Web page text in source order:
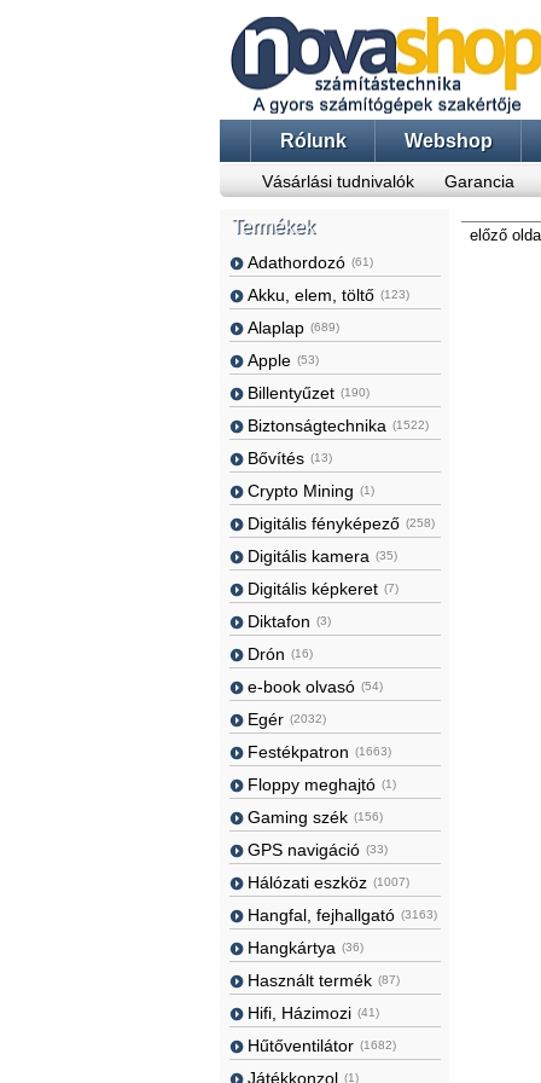
Rólunk Webshop
Vásárlási tudnivalók Garancia
Termékek
Adathordozó (61)
Akku, elem, töltő (123)
Alaplap (689)
Apple (53)
Billentyűzet (190)
Biztonságtechnika (1522)
Bővítés (13)
Crypto Mining (1)
Digitális fényképező (258)
Digitális kamera (35)
Digitális képkeret (7)
Diktafon (3)
Drón (16)
e-book olvasó (54)
Egér (2032)
Festékpatron (1663)
Floppy meghajtó (1)
Gaming szék (156)
GPS navigáció (33)
Hálózati eszköz (1007)
Hangfal, fejhallgató (3163)
Hangkártya (36)
Használt termék (87)
Hifi, Házimozi (41)
Hűtőventilátor (1682)
Játékkonzol (1)
előző